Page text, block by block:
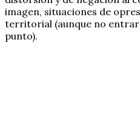
imagen, situaciones de
territorial (aunque no
punto).